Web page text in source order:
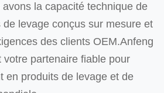
avons la capacité technique de
levage conçus sur mesure et
des clients OEM.Anfeng
votre partenaire fiable pour
en produits de levage et de